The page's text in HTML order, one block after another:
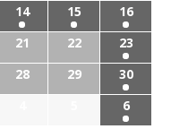
14 15
16
21 22
23
28 29
30
6